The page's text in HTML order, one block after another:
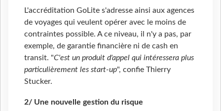
L'accréditation GoLite s'adresse ainsi aux agences
de voyages qui veulent opérer avec le moins de
contraintes possible. A ce niveau, il n'y a pas, par
exemple, de garantie financière ni de cash en
transit. "C'est un produit d'appel qui intéressera plus
particulièrement les start-up", confie Thierry
Stucker.
2/ Une nouvelle gestion du risque